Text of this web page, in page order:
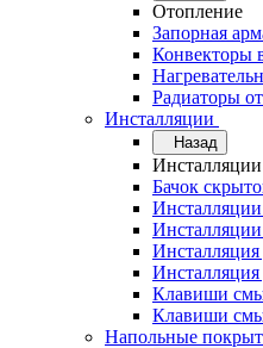
Отопление
Запорная
Конвекторы
Радиаторы
Инсталляции
Назад
Инсталляции
Бачок
Инсталляция
Инсталляция
Клавиши
Клавиши
Напольные